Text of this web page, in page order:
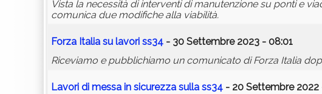
Vista la necessità di interventi di manutenzione su ponti e
comunica due modifiche alla viabilità.
Forza Italia su lavori ss34 - 30 Settembre 2023 - 08:01
Riceviamo e pubblichiamo un comunicato di Forza Italia
Lavori di messa in sicurezza sulla ss34 - 20 Settembre 2022